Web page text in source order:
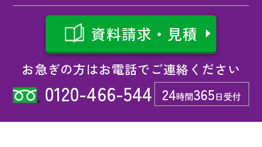
お急ぎの方はお電話でご連絡ください
24時間365日受付
0120-466-544
資料請求・見積